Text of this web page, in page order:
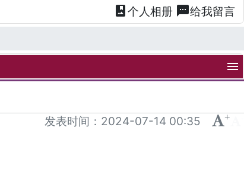
photo_album 个人相册 textsms给我留言
menu
发表时间： 2024-07-14 00:35 +